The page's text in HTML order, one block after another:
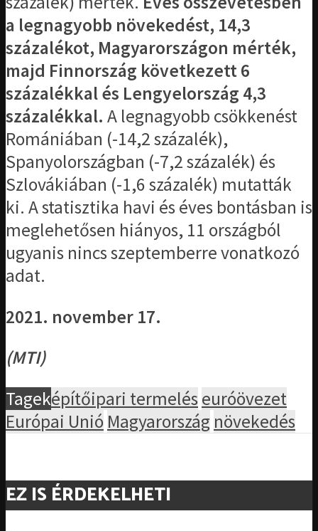
a legnagyobb növekedést, 14,3
százalékot, Magyarországon mérték,
majd Finnország következett 6
százalékkal és Lengyelország 4,3
százalékkal. A legnagyobb csökkenést
Romániában (-14,2 százalék),
Spanyolországban (-7,2 százalék) és
Szlovákiában (-1,6 százalék) mutatták
ki. A statisztika havi és éves bontásban is
meglehetősen hiányos, 11 országból
ugyanis nincs szeptemberre vonatkozó
adat.
2021. november 17.
(MTI)
Tageképítőipari termelés euróövezet
Európai Unió Magyarország növekedés
EZ IS ÉRDEKELHETI